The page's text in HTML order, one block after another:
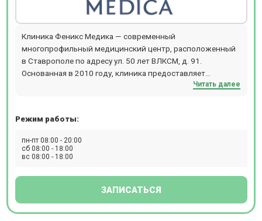
Клиника Феникс Медика — современный
многопрофильный медицинский центр, расположенный
в Ставрополе по адресу ул. 50 лет ВЛКСМ, д. 91.
Основанная в 2010 году, клиника предоставляет
широкий спектр медицинских услуг для взрослых и
кардиологию, неврологию, дерматологию, эндоскопию,
исследования. Клиника гордится квалифицированным
персоналом, состоящим из врачей высшей категории и
Читать далее
Режим работы:
пн-пт 08:00 - 20:00
сб 08:00 - 18:00
вс 08:00 - 18:00
ЗАПИСАТЬСЯ